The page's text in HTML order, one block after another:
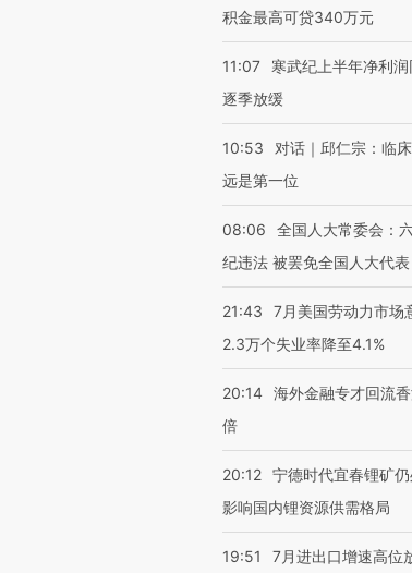
积金最高可贷340万元
11:07
寒武纪上半年净利
逐季放缓
10:53
对话｜邱仁宗：临
远是第一位
08:06
全国人大常委会：
纪违法 被罢免全国人大代表
21:43
7月美国劳动力市场
2.3万个失业率降至4.1%
20:14 海外金融专才回流
倍
20:12 宁德时代宜春锂矿
影响国内锂资源供需格局
19:51
7月进出口增速高位